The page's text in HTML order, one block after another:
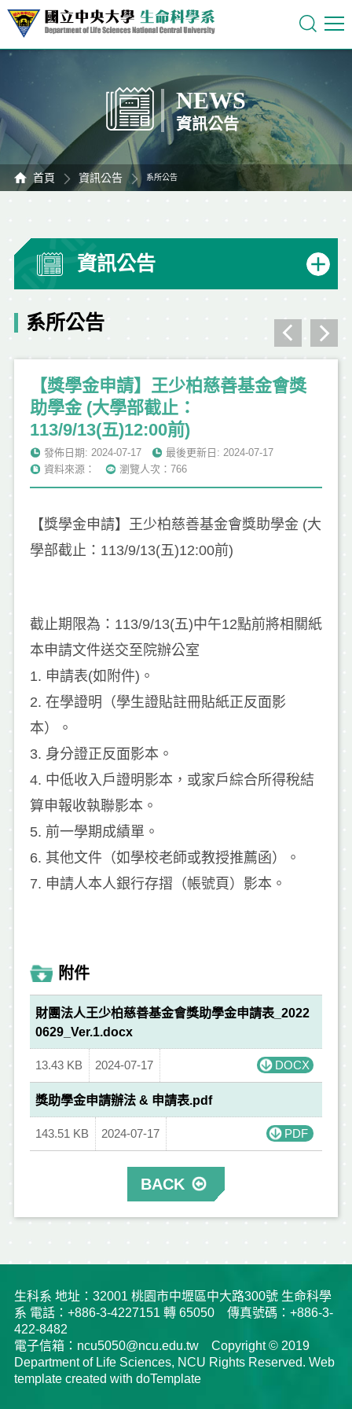
NEWS
資訊公告
首頁 資訊公告 系所公告
資訊公告
系所公告
【獎學金申請】王少柏慈善基金會獎
助學金 (大學部截止：
113/9/13(五)12:00前)
發佈日期: 2024-07-17
最後更新日: 2024-07-17
資料來源：
瀏覽人次：766
【獎學金申請】王少柏慈善基金會獎助學金 (大
學部截止：113/9/13(五)12:00前)
截止期限為：113/9/13(五)中午12點前將相關紙
本申請文件送交至院辦公室
1. 申請表(如附件)。
2. 在學證明（學生證貼註冊貼紙正反面影
本）。
3. 身分證正反面影本。
4. 中低收入戶證明影本，或家戶綜合所得稅結
算申報收執聯影本。
5. 前一學期成績單。
6. 其他文件（如學校老師或教授推薦函）。
7. 申請人本人銀行存摺（帳號頁）影本。
附件
財團法人王少柏慈善基金會獎助學金申請表_2022
0629_Ver.1.docx
13.43 KB 2024-07-17 DOCX
獎助學金申請辦法 & 申請表.pdf
143.51 KB 2024-07-17 PDF
BACK
生科系 地址：32001 桃園市中壢區中大路300號 生命科學
系 電話：+886-3-4227151 轉 65050 傳真號碼：+886-3-
422-8482
電子信箱：ncu5050@ncu.edu.tw Copyright © 2019
Department of Life Sciences, NCU Rights Reserved. Web
template created with doTemplate